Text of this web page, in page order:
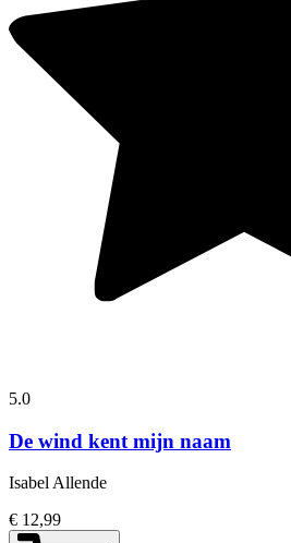
5.0
De wind kent mijn naam
Isabel Allende
€ 12,99